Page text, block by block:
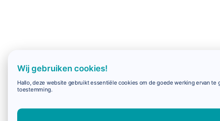
Wij gebruiken cookies!
Hallo, deze website gebruikt essentiële cookies om de goede werking ervan
toestemming.